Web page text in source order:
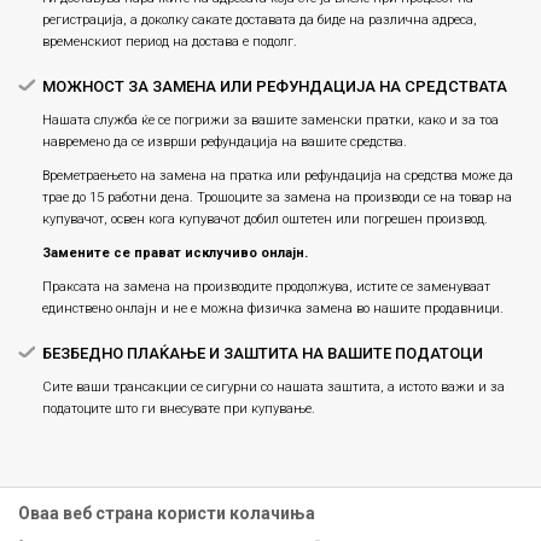
регистрација, а доколку сакате доставата да биде на различна адреса,
временскиот период на достава е подолг.
МОЖНОСТ ЗА ЗАМЕНА ИЛИ РЕФУНДАЦИЈА НА СРЕДСТВАТА
Нашата служба ќе се погрижи за вашите заменски пратки, како и за тоа
навремено да се изврши рефундација на вашите средства.
Времетраењето на замена на пратка или рефундацијa на средства може да
трае до 15 работни дена. Трошоците за замена на производи се на товар на
купувачот, освен кога купувачот добил оштетен или погрешен производ.
Замените се прават исклучиво онлајн.
Праксата на замена на производите продолжува, истите се заменуваат
единствено онлајн и не е можна физичка замена во нашите продавници.
БЕЗБЕДНО ПЛАЌАЊЕ И ЗАШТИТА НА ВАШИТЕ ПОДАТОЦИ
Сите ваши трансакции се сигурни со нашата заштита, а истото важи и за
податоците што ги внесувате при купување.
Оваа веб страна користи колачиња